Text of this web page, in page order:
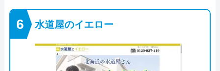
水道屋のイエロー